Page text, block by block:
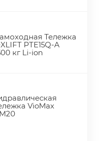
Тележка
PTE15Q-A
кг Li-ion
VioMax